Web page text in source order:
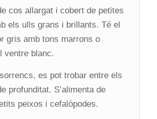
cos allargat i cobert de petites
els ulls grans i brillants. Té el
gris amb tons marrons o
ventre blanc.
es pot trobar entre els
profunditat. S’alimenta de
peixos i cefalòpodes.